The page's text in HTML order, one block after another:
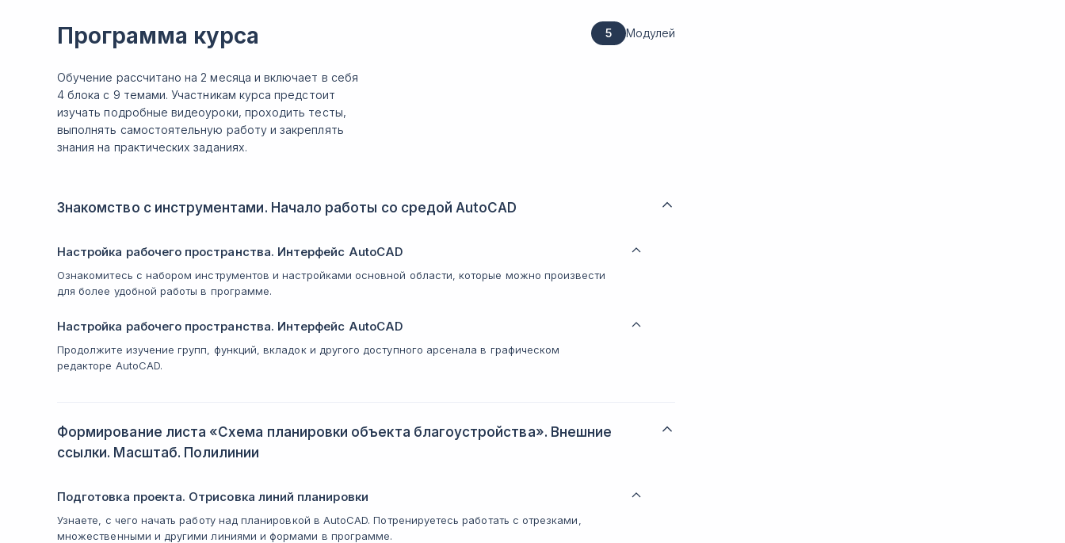
Программа курса
Обучение рассчитано на 2 месяца и включает в себя
4 блока с 9 темами. Участникам курса предстоит
изучать подробные видеоуроки, проходить тесты,
выполнять самостоятельную работу и закреплять
знания на практических заданиях.
5 Модулей
Знакомство с инструментами. Начало работы со средой AutoCAD
Настройка рабочего пространства. Интерфейс AutoCAD
Ознакомитесь с набором инструментов и настройками основной области, которые можно произвести
для более удобной работы в программе.
Настройка рабочего пространства. Интерфейс AutoCAD
Продолжите изучение групп, функций, вкладок и другого доступного арсенала в графическом
редакторе AutoCAD.
Формирование листа «Схема планировки объекта благоустройства». Внешние
ссылки. Масштаб. Полилинии
Подготовка проекта. Отрисовка линий планировки
Узнаете, с чего начать работу над планировкой в AutoCAD. Потренируетесь работать с отрезками,
множественными и другими линиями и формами в программе.